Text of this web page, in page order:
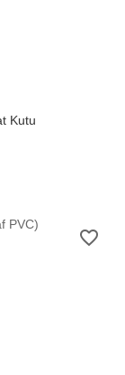
Kutu
favorite_border